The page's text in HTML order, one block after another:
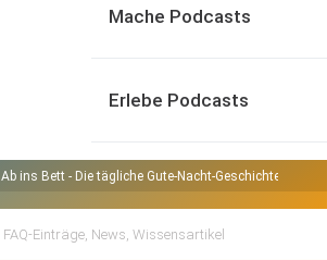
Mache Podcasts
Erlebe Podcasts
Ab ins Bett - Die tägliche Gute-Nacht-Geschichte